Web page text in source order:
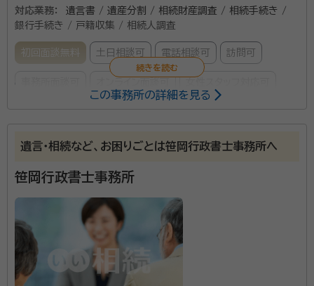
対応業務：
遺言書 / 遺産分割 / 相続財産調査 / 相続手続き /
銀行手続き / 戸籍収集 / 相続人調査
初回面談無料 土日相談可 電話相談可 訪問可
毛利 由佳 行政書士・AFP
事務所口コミ（抜粋）：
account_circle 満足度 5.0
ご利用時期：2026/6
なるべく相談相手を女性で、というのも叶えていただき、とても相談しや
契約後の感想
女性でしたので、話しやすく、丁寧に対応してもらえました。良かったと思
この事務所の詳細を見る
遺言・相続など、お困りごとは笹岡行政書士事務所へ
笹岡行政書士事務所